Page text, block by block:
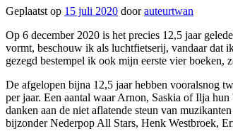
Geplaatst op 15 juli 2020 doorauteurtwan
Op 6 december 2020 is het precies 12,5 jaar
vormt, beschouw ik als luchtfietserij, vandaar dat
gezegd bestempel ik ook mijn eerste vier boeken,
De afgelopen bijna 12,5 jaar hebben vooralsnog
per jaar. Een aantal waar Arnon, Saskia of Ilja
danken aan de niet aflatende steun van
bijzonder Nederpop All Stars, Henk Westbroek,